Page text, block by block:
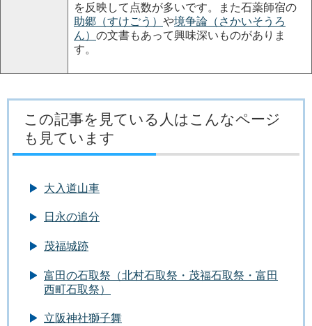
を反映して点数が多いです。また石薬師宿の
助郷（すけごう） や境争論（さかいそうろ
ん） の文書もあって興味深いものがありま
す。
この記事を見ている人はこんなページ
も見ています
大入道山車
日永の追分
茂福城跡
富田の石取祭（北村石取祭・茂福石取祭・富田
西町石取祭）
立阪神社獅子舞